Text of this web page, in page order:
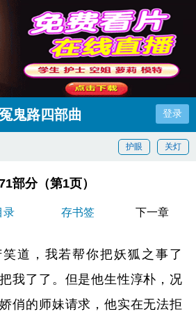
鬼路四部曲 登录
关灯
护眼
部分（第1页）
录 存书签 下一章
道，我若帮你把妖狐之事了
我了了。但是他生性淳朴，况
俏的师妹请求，他实在无法拒